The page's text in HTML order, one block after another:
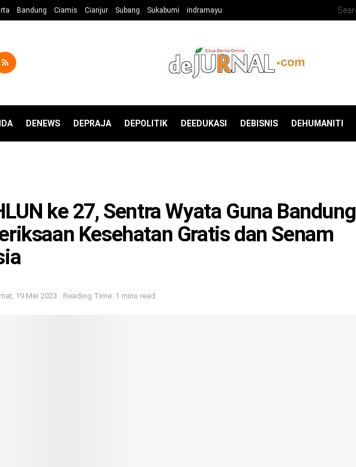
Bandung Ciamis Cianjur Subang Sukabumi indramayu
DENEWS DEPRAJA DEPOLITIK DEEDUKASI DEBISNIS DEHUMANITI
ke 27, Sentra Wyata Guna Bandung
Kesehatan Gratis dan Senam
19 Mei 2023 Reading Time: 1 mins read